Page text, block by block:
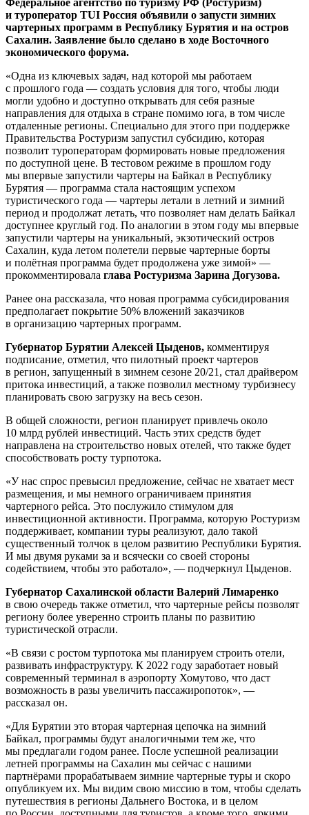
и туроператор TUI Россия объявили о запусти зимних
чартерных программ в Республику Бурятия и на остров
Сахалин. Заявление было сделано в ходе Восточного
экономического форума.
«Одна из ключевых задач, над которой мы работаем
с прошлого года — создать условия для того, чтобы люди
могли удобно и доступно открывать для себя разные
направления для отдыха в стране помимо юга, в том числе
отдаленные регионы. Специально для этого при поддержке
Правительства Ростуризм запустил субсидию, которая
позволит туроператорам формировать новые предложения
по доступной цене. В тестовом режиме в прошлом году
мы впервые запустили чартеры на Байкал в Республику
Бурятия — программа стала настоящим успехом
туристического года — чартеры летали в летний и зимний
период и продолжат летать, что позволяет нам делать Байкал
доступнее круглый год. По аналогии в этом году мы впервые
запустили чартеры на уникальный, экзотический остров
Сахалин, куда летом полетели первые чартерные борты
и полётная программа будет продолжена уже зимой» —
прокомментировала глава Ростуризма Зарина Догузова.
Ранее она рассказала, что новая программа субсидирования
предполагает покрытие 50% вложений заказчиков
в организацию чартерных программ.
Губернатор Бурятии Алексей Цыденов, комментируя
подписание, отметил, что пилотный проект чартеров
в регион, запущенный в зимнем сезоне 20/21, стал драйвером
притока инвестиций, а также позволил местному турбизнесу
планировать свою загрузку на весь сезон.
В общей сложности, регион планирует привлечь около
10 млрд рублей инвестиций. Часть этих средств будет
направлена на строительство новых отелей, что также будет
способствовать росту турпотока.
«У нас спрос превысил предложение, сейчас не хватает мест
размещения, и мы немного ограничиваем принятия
чартерного рейса. Это послужило стимулом для
инвестиционной активности. Программа, которую Ростуризм
поддерживает, компании туры реализуют, дало такой
существенный толчок в целом развитию Республики Бурятия.
И мы двумя руками за и всячески со своей стороны
содействием, чтобы это работало», — подчеркнул Цыденов.
Губернатор Сахалинской области Валерий Лимаренко
в свою очередь также отметил, что чартерные рейсы позволят
региону более уверенно строить планы по развитию
туристической отрасли.
«В связи с ростом турпотока мы планируем строить отели,
развивать инфраструктуру. К 2022 году заработает новый
современный терминал в аэропорту Хомутово, что даст
возможность в разы увеличить пассажиропоток», —
рассказал он.
«Для Бурятии это вторая чартерная цепочка на зимний
Байкал, программы будут аналогичными тем же, что
мы предлагали годом ранее. После успешной реализации
летней программы на Сахалин мы сейчас с нашими
партнёрами прорабатываем зимние чартерные туры и скоро
опубликуем их. Мы видим свою миссию в том, чтобы сделать
путешествия в регионы Дальнего Востока, и в целом